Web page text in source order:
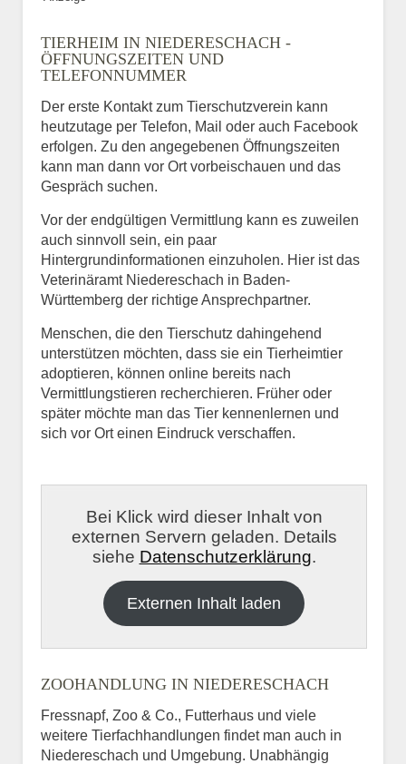
TIERHEIM IN NIEDERESCHACH -
ÖFFNUNGSZEITEN UND
TELEFONNUMMER
Der erste Kontakt zum Tierschutzverein kann
heutzutage per Telefon, Mail oder auch Facebook
erfolgen. Zu den angegebenen Öffnungszeiten
kann man dann vor Ort vorbeischauen und das
Gespräch suchen.
Vor der endgültigen Vermittlung kann es zuweilen
auch sinnvoll sein, ein paar
Hintergrundinformationen einzuholen. Hier ist das
Veterinäramt Niedereschach in Baden-
Württemberg der richtige Ansprechpartner.
Menschen, die den Tierschutz dahingehend
unterstützen möchten, dass sie ein Tierheimtier
adoptieren, können online bereits nach
Vermittlungstieren recherchieren. Früher oder
später möchte man das Tier kennenlernen und
sich vor Ort einen Eindruck verschaffen.
Bei Klick wird dieser Inhalt von
externen Servern geladen. Details
siehe Datenschutzerklärung.
Externen Inhalt laden
ZOOHANDLUNG IN NIEDERESCHACH
Fressnapf, Zoo & Co., Futterhaus und viele
weitere Tierfachhandlungen findet man auch in
Niedereschach und Umgebung. Unabhängig